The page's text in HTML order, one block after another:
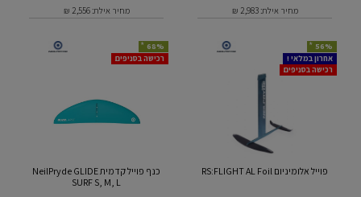
מחיר אילת: 2,983 ₪ מחיר אילת: 2,556 ₪
פוייל
אלומיניום
פוייל אלומיניום RS:FLIGHT AL Foil
אחרון במלאי !
רכישה בסניפים
56%
*
כנף
כנף פוייל קדמית NeilPryde GLIDE
SURF S, M, L
רכישה בסניפים
68%
*